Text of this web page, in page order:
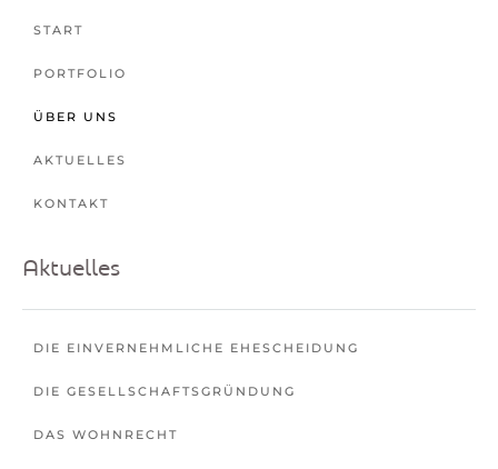
START
PORTFOLIO
ÜBER UNS
AKTUELLES
KONTAKT
Aktuelles
DIE EINVERNEHMLICHE EHESCHEIDUNG
DIE GESELLSCHAFTSGRÜNDUNG
DAS WOHNRECHT